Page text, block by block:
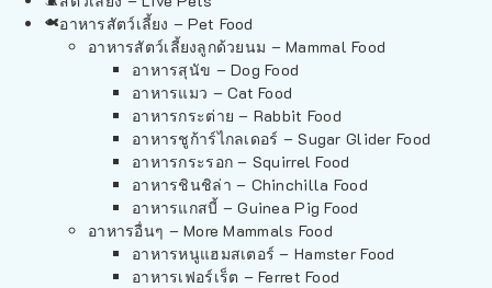
อาหารสัตว์เลี้ยง – Pet Food
อาหารสัตว์เลี้ยงลูกด้วยนม – Mammal Food
อาหารสุนัข – Dog Food
อาหารแมว – Cat Food
อาหารกระต่าย – Rabbit Food
อาหารชูก้าร์ไกลเดอร์ – Sugar Glider Food
อาหารกระรอก – Squirrel Food
อาหารชินชิล่า – Chinchilla Food
อาหารแกสบี้ – Guinea Pig Food
อาหารอื่นๆ – More Mammals Food
อาหารหนูแฮมสเตอร์ – Hamster Food
อาหารเฟอร์เร็ต – Ferret Food